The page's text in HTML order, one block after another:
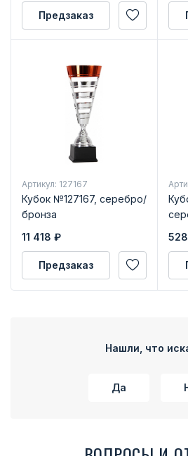
Предзаказ
Артикул: 127167
Кубок №127167, серебро/
бронза
11 418 ₽
Предзаказ
528
Нашли, что
Да